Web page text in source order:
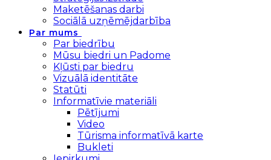
Maketēšanas darbi
Sociālā uzņēmējdarbība
Par mums
Par biedrību
Mūsu biedri un Padome
Kļūsti par biedru
Vizuālā identitāte
Statūti
Informatīvie materiāli
Pētījumi
Video
Tūrisma informatīvā karte
Bukleti